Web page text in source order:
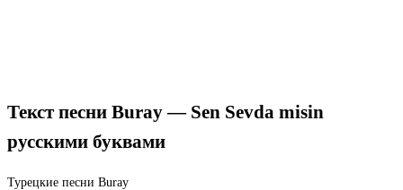
Текст песни Buray — Sen Sevda misin
русскими буквами
Турецкие песни Buray